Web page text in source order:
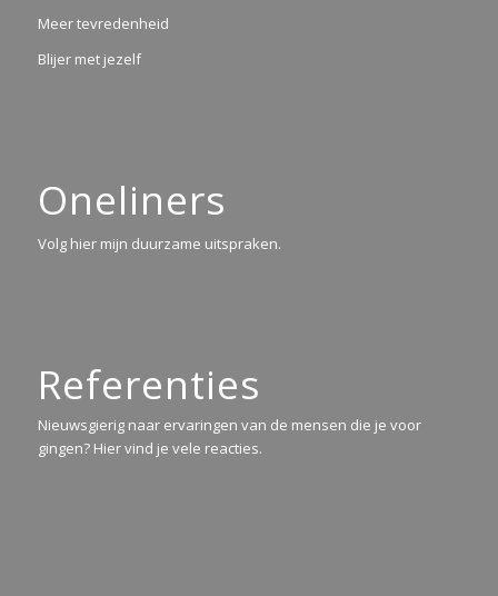
Meer tevredenheid
Blijer met jezelf
Oneliners
Volg hier mijn duurzame uitspraken.
Referenties
Nieuwsgierig naar ervaringen van de mensen die je voor
gingen? Hier vind je vele reacties.